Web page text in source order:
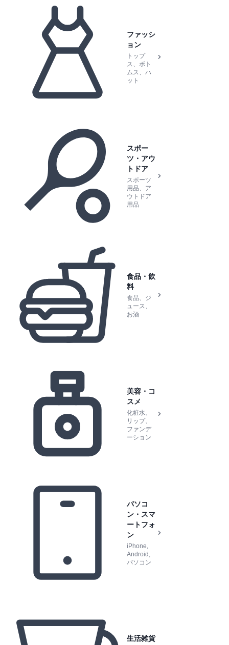
ファッシ
ョン
トップ
ス、ボト
ムス、ハ
ット
スポー
ツ・アウ
トドア
スポーツ
用品、ア
ウトドア
用品
食品・飲
料
食品、ジ
ュース、
お酒
美容・コ
スメ
化粧水、
リップ、
ファンデ
ーション
パソコ
ン・スマ
ートフォ
ン
iPhone,
Android,
パソコン
生活雑貨